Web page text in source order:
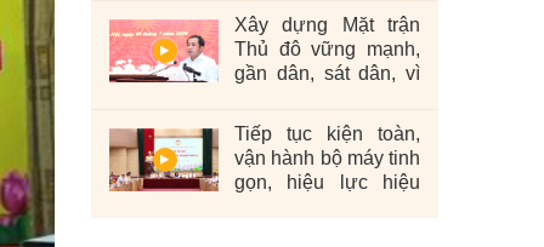
Xây dựng Mặt trận
Thủ đô vững mạnh,
gần dân, sát dân, vì
Tiếp tục kiện toàn,
vận hành bộ máy tinh
gọn, hiệu lực hiệu